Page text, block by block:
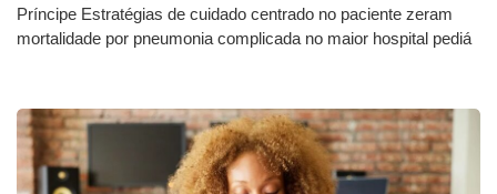
Príncipe Estratégias de cuidado centrado no paciente zeram
mortalidade por pneumonia complicada no maior hospital pediá